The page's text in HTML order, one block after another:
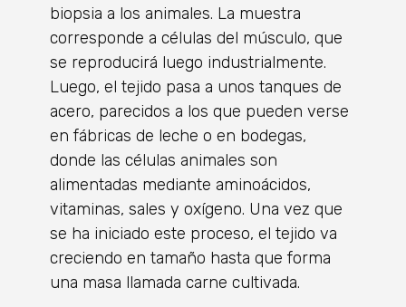
biopsia a los animales. La muestra
corresponde a células del músculo, que
se reproducirá luego industrialmente.
Luego, el tejido pasa a unos tanques de
acero, parecidos a los que pueden verse
en fábricas de leche o en bodegas,
donde las células animales son
alimentadas mediante aminoácidos,
vitaminas, sales y oxígeno. Una vez que
se ha iniciado este proceso, el tejido va
creciendo en tamaño hasta que forma
una masa llamada carne cultivada.